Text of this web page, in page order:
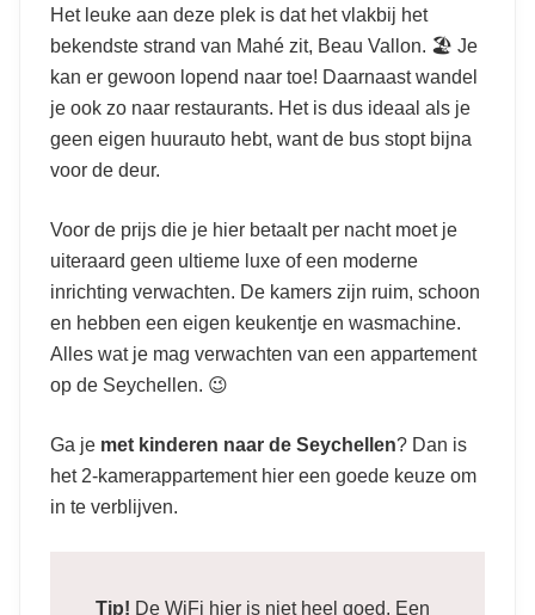
Het leuke aan deze plek is dat het vlakbij het
bekendste strand van Mahé zit, Beau Vallon. 🏖️ Je
kan er gewoon lopend naar toe! Daarnaast wandel
je ook zo naar restaurants. Het is dus ideaal als je
geen eigen huurauto hebt, want de bus stopt bijna
voor de deur.
Voor de prijs die je hier betaalt per nacht moet je
uiteraard geen ultieme luxe of een moderne
inrichting verwachten. De kamers zijn ruim, schoon
en hebben een eigen keukentje en wasmachine.
Alles wat je mag verwachten van een appartement
op de Seychellen. 😉
Ga je met kinderen naar de Seychellen? Dan is
het 2-kamerappartement hier een goede keuze om
in te verblijven.
Tip! De WiFi hier is niet heel goed. Een